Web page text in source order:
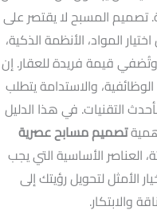
تصميم المسبح لا يقتصر على
المواد، الأنظمة الذكية،
وتُضفي قيمة فريدة للعقار. إن
والاستدامة يتطلب
التقنيات. في هذا الدليل
تصميم مسابح عصرية
العناصر الأساسية التي يجب
الأمثل لتحويل رؤيتك إلى
والابتكار.